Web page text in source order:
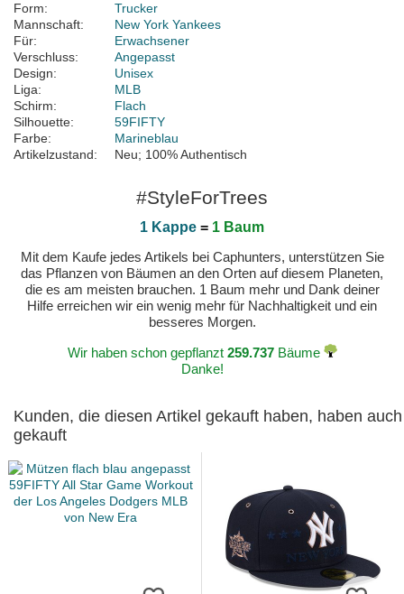
Form:
Trucker
Mannschaft:
New York Yankees
Für:
Erwachsener
Verschluss:
Angepasst
Design:
Unisex
Liga:
MLB
Schirm:
Flach
Silhouette:
59FIFTY
Farbe:
Marineblau
Artikelzustand:
Neu; 100% Authentisch
#StyleForTrees
1 Kappe = 1 Baum
Mit dem Kaufe jedes Artikels bei Caphunters, unterstützen Sie
das Pflanzen von Bäumen an den Orten auf diesem Planeten,
die es am meisten brauchen. 1 Baum mehr und Dank deiner
Hilfe erreichen wir ein wenig mehr für Nachhaltigkeit und ein
besseres Morgen.
Wir haben schon gepflanzt 259.737Bäume
Danke!
Kunden, die diesen Artikel gekauft haben, haben auch
gekauft